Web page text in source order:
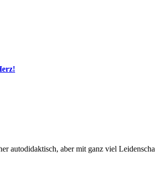
autodidaktisch, aber mit ganz viel